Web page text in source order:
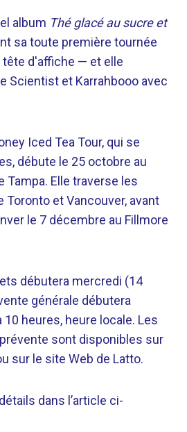
album Thé glacé au sucre et
sa toute première tournée
tête d'affiche — et elle
Scientist et Karrahbooo avec
Iced Tea Tour, qui se
débute le 25 octobre au
Tampa. Elle traverse les
Toronto et Vancouver, avant
le 7 décembre au Fillmore
débutera mercredi (14
générale débutera
heures, heure locale. Les
sont disponibles sur
sur le site Web de Latto.
dans l’article ci-